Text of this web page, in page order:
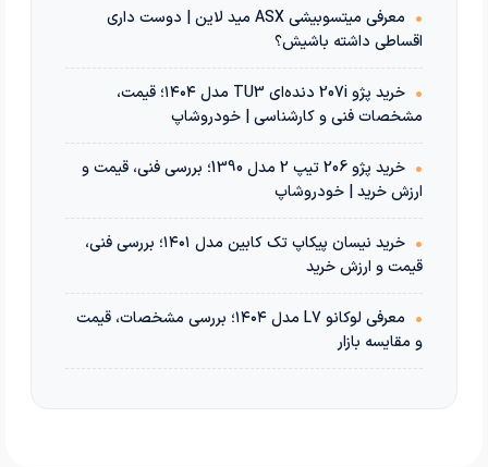
•
معرفی میتسوبیشی ASX مید لاین | دوست داری
اقساطی داشته باشیش؟
•
خرید پژو 207i دنده‌ای TU3 مدل ۱۴۰۴؛ قیمت،
مشخصات فنی و کارشناسی | خودروشاپ
•
خرید پژو 206 تیپ 2 مدل 1390؛ بررسی فنی، قیمت و
ارزش خرید | خودروشاپ
•
خرید نیسان پیکاپ تک کابین مدل ۱۴۰۱؛ بررسی فنی،
قیمت و ارزش خرید
•
معرفی لوکانو L7 مدل ۱۴۰۴؛ بررسی مشخصات، قیمت
و مقایسه بازار